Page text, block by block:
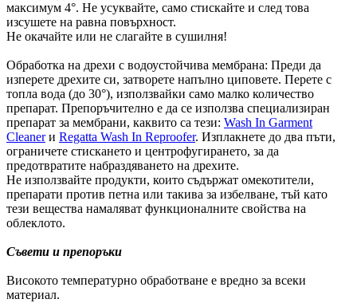
максимум 4°. Не усуквайте, само стискайте и след това
изсушете на равна повърхност.
Не окачайте или не слагайте в сушилня!
Обработка на дрехи с водоустойчива мембрана: Преди да
изперете дрехите си, затворете напълно циповете. Перете с
топла вода (до 30°), използвайки само малко количество
препарат. Препоръчително е да се използва специализиран
препарат за мембрани, каквито са тези: Wash In Garment
Cleanerи Regatta Wash In Reproofer. Изплакнете до два пъти,
ограничете стискането и центрофугирането, за да
предотвратите набраздяването на дрехите.
Не използвайте продукти, които съдържат омекотители,
препарати против петна или такива за избелване, тъй като
тези вещества намаляват функционалните свойства на
облеклото.
Съвети и препоръки
Високото температурно обработване е вредно за всеки
материал.